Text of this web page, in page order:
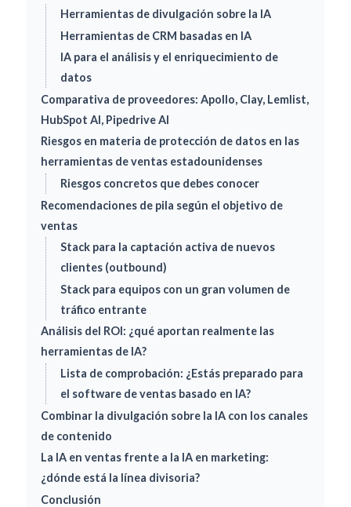
Herramientas de divulgación sobre la IA
Herramientas de CRM basadas en IA
IA para el análisis y el enriquecimiento de
datos
Comparativa de proveedores: Apollo, Clay, Lemlist,
HubSpot AI, Pipedrive AI
Riesgos en materia de protección de datos en las
herramientas de ventas estadounidenses
Riesgos concretos que debes conocer
Recomendaciones de pila según el objetivo de
ventas
Stack para la captación activa de nuevos
clientes (outbound)
Stack para equipos con un gran volumen de
tráfico entrante
Análisis del ROI: ¿qué aportan realmente las
herramientas de IA?
Lista de comprobación: ¿Estás preparado para
el software de ventas basado en IA?
Combinar la divulgación sobre la IA con los canales
de contenido
La IA en ventas frente a la IA en marketing:
¿dónde está la línea divisoria?
Conclusión